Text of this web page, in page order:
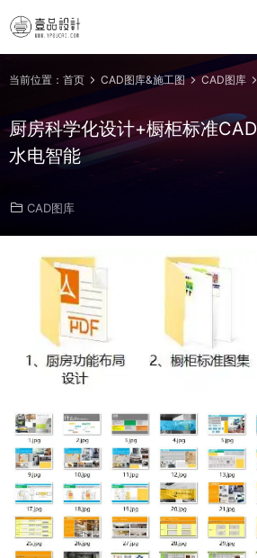
当前位置： 首页 CAD图库&施工图 CAD图库
厨房科学化设计+橱柜标准CAD
水电智能
CAD图库